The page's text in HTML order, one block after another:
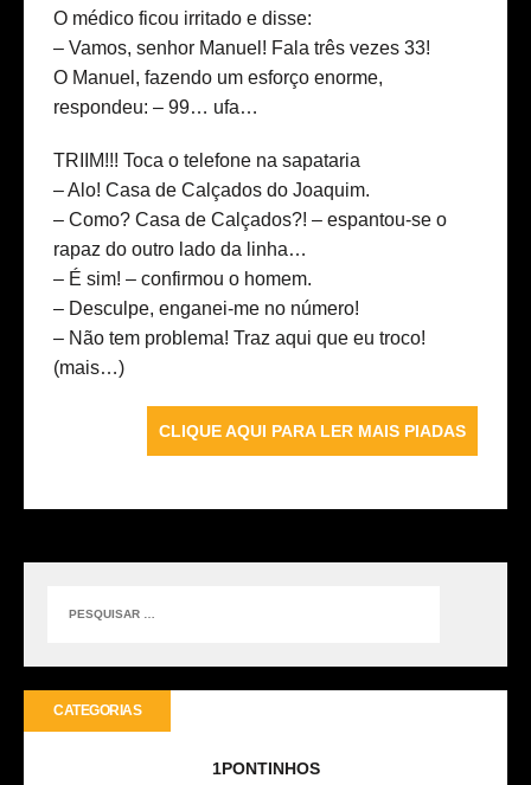
O médico ficou irritado e disse:
– Vamos, senhor Manuel! Fala três vezes 33!
O Manuel, fazendo um esforço enorme,
respondeu: – 99… ufa…
TRIIM!!! Toca o telefone na sapataria
– Alo! Casa de Calçados do Joaquim.
– Como? Casa de Calçados?! – espantou-se o
rapaz do outro lado da linha…
– É sim! – confirmou o homem.
– Desculpe, enganei-me no número!
– Não tem problema! Traz aqui que eu troco!
(mais…)
CLIQUE AQUI PARA LER MAIS PIADAS
CATEGORIAS
1PONTINHOS